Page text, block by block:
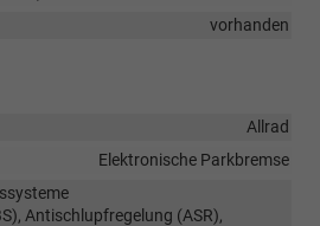
vorhanden
Allrad
Elektronische Parkbremse
Antischlupfregelung (ASR),